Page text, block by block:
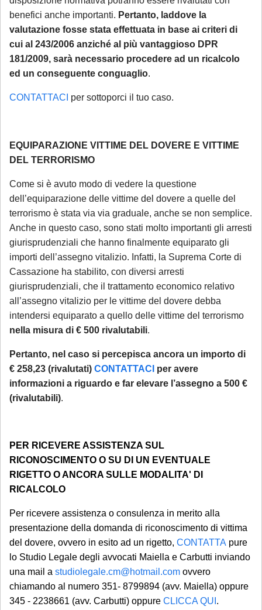
benefici anche importanti. Pertanto, laddove la
valutazione fosse stata effettuata in base ai criteri di
cui al 243/2006 anziché al più vantaggioso DPR
181/2009, sarà necessario procedere ad un ricalcolo
ed un conseguente conguaglio.
CONTATTACI per sottoporci il tuo caso.
EQUIPARAZIONE VITTIME DEL DOVERE E VITTIME
DEL TERRORISMO
Come si è avuto modo di vedere la questione
dell’equiparazione delle vittime del dovere a quelle del
terrorismo è stata via via graduale, anche se non semplice.
Anche in questo caso, sono stati molto importanti gli arresti
giurisprudenziali che hanno finalmente equiparato gli
importi dell’assegno vitalizio. Infatti, la Suprema Corte di
Cassazione ha stabilito, con diversi arresti
giurisprudenziali, che il trattamento economico relativo
all’assegno vitalizio per le vittime del dovere debba
intendersi equiparato a quello delle vittime del terrorismo
nella misura di € 500 rivalutabili.
Pertanto, nel caso si percepisca ancora un importo di
€ 258,23 (rivalutati) CONTATTACI per avere
informazioni a riguardo e far elevare l’assegno a 500 €
(rivalutabili).
PER RICEVERE ASSISTENZA SUL
RICONOSCIMENTO O SU DI UN EVENTUALE
RIGETTO O ANCORA SULLE MODALITA' DI
RICALCOLO
Per ricevere assistenza o consulenza in merito alla
presentazione della domanda di riconoscimento di vittima
del dovere, ovvero in esito ad un rigetto, CONTATTA pure
lo Studio Legale degli avvocati Maiella e Carbutti inviando
una mail a studiolegale.cm@hotmail.com ovvero
chiamando al numero 351- 8799894 (avv. Maiella) oppure
345 - 2238661 (avv. Carbutti) oppure CLICCA QUI .
a partire dal 1° settembre 2026.